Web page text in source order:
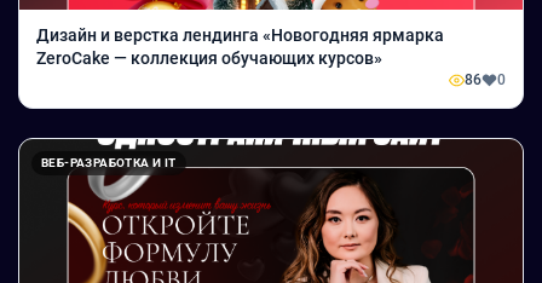
Дизайн и верстка лендинга «Новогодняя ярмарка
ZeroCake — коллекция обучающих курсов»
86 0
ВЕБ-РАЗРАБОТКА И IT